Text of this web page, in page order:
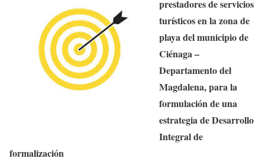
prestadores de servicios
turísticos en la zona de
playa del municipio de
Ciénaga –
Departamento del
Magdalena, para la
formulación de una
estrategia de Desarrollo
Integral de
formalización